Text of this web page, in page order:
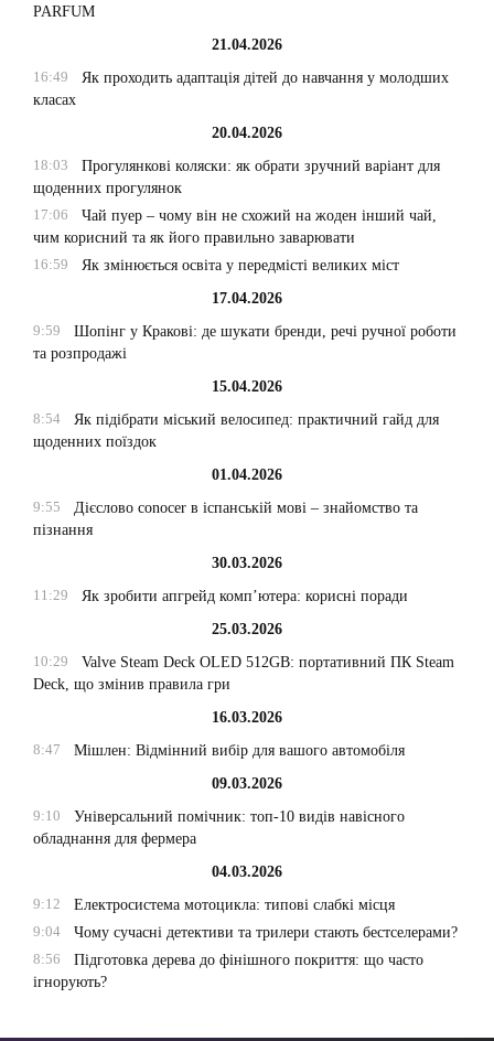
PARFUM
21.04.2026
16:49
Як проходить адаптація дітей до навчання у молодших
класах
20.04.2026
18:03
Прогулянкові коляски: як обрати зручний варіант для
щоденних прогулянок
17:06
Чай пуер – чому він не схожий на жоден інший чай,
чим корисний та як його правильно заварювати
16:59
Як змінюється освіта у передмісті великих міст
17.04.2026
9:59
Шопінг у Кракові: де шукати бренди, речі ручної роботи
та розпродажі
15.04.2026
8:54
Як підібрати міський велосипед: практичний гайд для
щоденних поїздок
01.04.2026
9:55
Дієслово conocer в іспанській мові – знайомство та
пізнання
30.03.2026
11:29
Як зробити апгрейд комп’ютера: корисні поради
25.03.2026
10:29
Valve Steam Deck OLED 512GB: портативний ПК Steam
Deck, що змінив правила гри
16.03.2026
8:47
Мішлен: Відмінний вибір для вашого автомобіля
09.03.2026
9:10
Універсальний помічник: топ-10 видів навісного
обладнання для фермера
04.03.2026
9:12
Електросистема мотоцикла: типові слабкі місця
9:04
Чому сучасні детективи та трилери стають бестселерами?
8:56
Підготовка дерева до фінішного покриття: що часто
ігнорують?